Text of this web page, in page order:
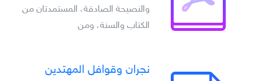
والنصيحة الصادقة، المستمدتان من
الكتاب والسنة، ومن
نجران وقوافل المهتدين